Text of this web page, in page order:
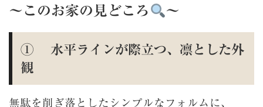
～このお家の見どころ ～
① 水平ラインが際立つ、凛とした外
観
無駄を削ぎ落としたシンプルなフォルムに、